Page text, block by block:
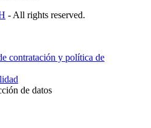
- All rights reserved.
contratación y política de
de datos